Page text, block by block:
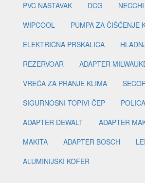
PVC NASTAVAK
DCG NECCHI
WIPCOOL
PUMPA ZA ČIŠĆENJE
ELEKTRIČNA PRSKALICA
REZERVOAR
ADAPTER
VREĆA ZA PRANJE KLIMA
SIGURNOSNI TOPIVI ČEP
ADAPTER DEWALT
ADAPTER
MAKITA
ADAPTER BOSCH
ALUMINIJSKI KOFER